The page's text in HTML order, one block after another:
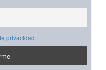
privacidad